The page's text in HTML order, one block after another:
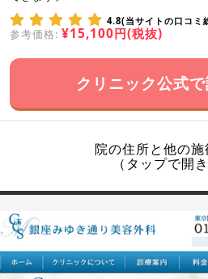
4.8(当サイトの口コミ
参考価格: ¥15,100円(税抜)
クリニック公式
院の住所と他の
（タップで開